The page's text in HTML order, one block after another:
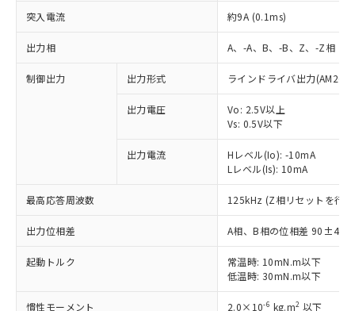
突入電流 約9A (0.1ms)
出力相 A、-A、B、-B、Z、-Z相
制御出力 出力形式 ラインドライバ出力
出力電圧
Vo: 2.5V以上
Vs: 0.5V以下
出力電流
Hレベル(Io): -10mA
Lレベル(Is): 10mA
最高応答周波数 125kHz (Z相リセットを行
出力位相差 A相、B相の位相差
起動トルク
常温時: 10mN.m以下
低温時: 30mN.m以下
慣性モーメント 2.0×10-6 kg.m2 以下
※1 対応状況
対応済み：EU RoHS指令（10物質）の
非含有に対応した製品が提供可能な商品で